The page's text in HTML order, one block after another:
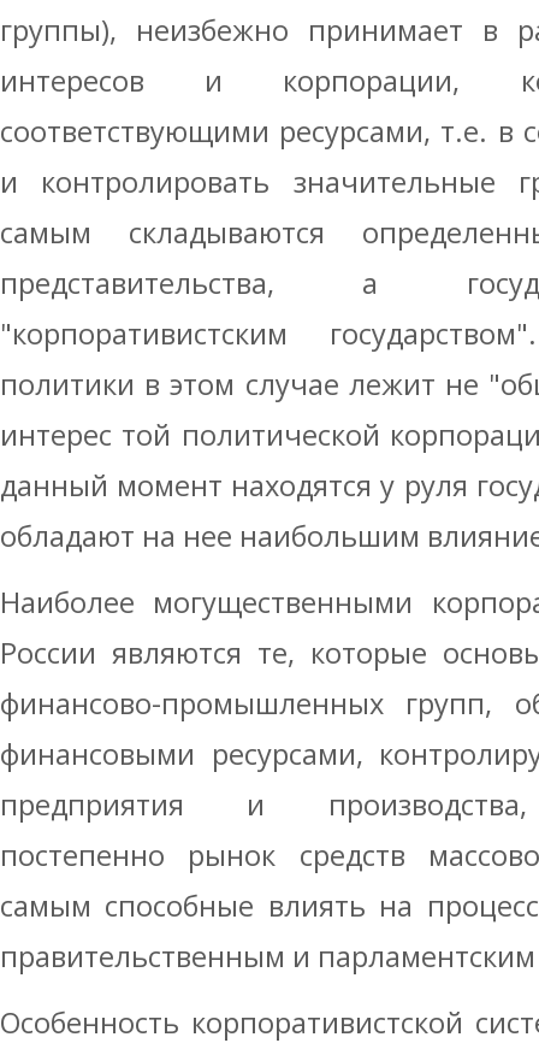
группы), неизбежно принимает в
интересов и корпорации,
соответствующими ресурсами, т.е. в
и контролировать значительные
самым складываются
представительства, а
"корпоративистским
политики в этом случае лежит не
интерес той политической
данный момент находятся у руля
обладают на нее наибольшим
Наиболее могущественными
России являются те, которые
финансово-промышленных групп,
финансовыми ресурсами,
предприятия и
постепенно рынок средств
самым способные влиять на
правительственным и
Особенность корпоративистской